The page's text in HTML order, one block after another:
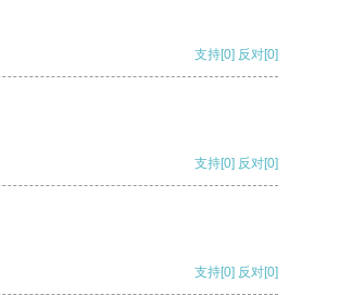
支持[0] 反对[0]
支持[0] 反对[0]
支持[0] 反对[0]